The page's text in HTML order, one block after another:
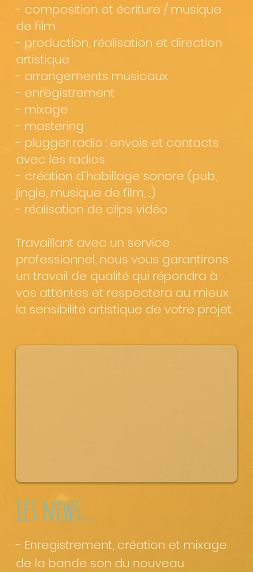
- composition et écriture / musique
de film
- production, réalisation et direction
artistique
- arrangements musicaux
- enregistrement
- mixage
- mastering
- plugger radio : envois et contacts
avec les radios
- création d'habillage sonore (pub,
jingle, musique de film, ...)
- réalisation de clips vidéo
Travaillant avec un service
professionnel, nous vous garantirons
un travail de qualité qui répondra à
vos attentes et respectera au mieux
la sensibilité artistique de votre projet.
Les news...
- Enregistrement, création et mixage
de la bande son du nouveau